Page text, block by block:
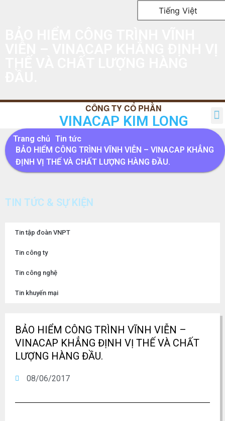
Tiếng Việt
VINACAP KIM LONG
Trang chủ Tin tức
BẢO HIỂM CÔNG TRÌNH VĨNH VIỄN – VINACAP KHẲNG
ĐỊNH VỊ THẾ VÀ CHẤT LƯỢNG HÀNG ĐẦU.
TIN TỨC & SỰ KIỆN
Tin tập đoàn VNPT
Tin công ty
Tin công nghệ
Tin khuyến mại
BẢO HIỂM CÔNG TRÌNH VĨNH VIỄN –
VINACAP KHẲNG ĐỊNH VỊ THẾ VÀ CHẤT
LƯỢNG HÀNG ĐẦU.
08/06/2017